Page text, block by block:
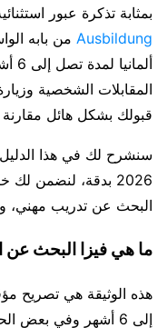
بمثابة تذكرة عبور
Ausbildung من بابه
المقابلات الشخصية
قبولك بشكل هائل مقارنة
سنشرح لك في هذا الدليل
2026 بدقة، لنضمن
البحث عن تدريب مهني،
ما هي فيزا البحث عن
هذه الوثيقة هي تصريح